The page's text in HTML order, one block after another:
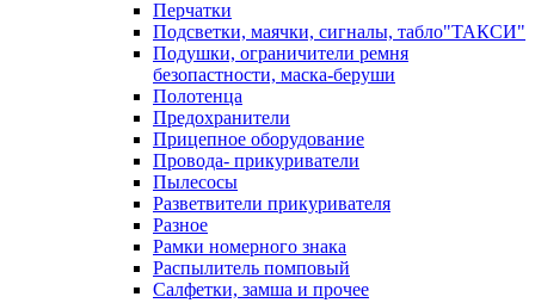
Перчатки
Подсветки, маячки, сигналы, табло"ТАКСИ"
Подушки, ограничители ремня
безопастности, маска-беруши
Полотенца
Предохранители
Прицепное оборудование
Провода- прикуриватели
Пылесосы
Разветвители прикуривателя
Разное
Рамки номерного знака
Распылитель помповый
Салфетки, замша и прочее